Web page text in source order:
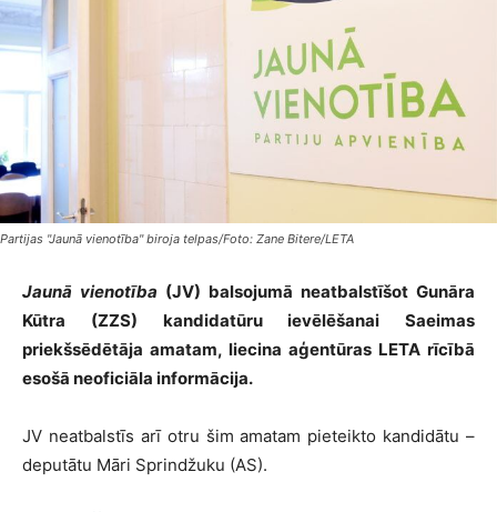
Partijas "Jaunā vienotība" biroja telpas/Foto: Zane Bitere/LETA
Jaunā vienotība (JV) balsojumā neatbalstīšot Gunāra
Kūtra (ZZS) kandidatūru ievēlēšanai Saeimas
priekšsēdētāja amatam, liecina aģentūras LETA rīcībā
esošā neoficiāla informācija.
JV neatbalstīs arī otru šim amatam pieteikto kandidātu –
deputātu Māri Sprindžuku (AS).